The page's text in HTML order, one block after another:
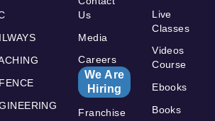
Us
Media
Careers
We Are
Hiring
Franchise
Live
Classes
Videos
Course
Ebooks
Books